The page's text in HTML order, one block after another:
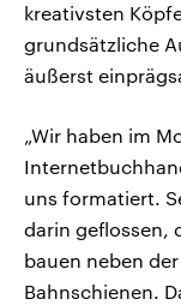
kreativsten
grundsätzliche
äußerst
„Wir haben im
uns formatiert.
darin geflossen,
bauen neben
Bahnschienen.